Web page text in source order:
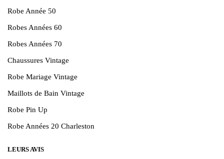
Robe Année 50
Robes Années 60
Robes Années 70
Chaussures Vintage
Robe Mariage Vintage
Maillots de Bain Vintage
Robe Pin Up
Robe Années 20 Charleston
LEURS AVIS